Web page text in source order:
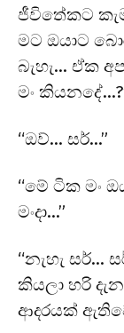
ජීවිතේකට
මට ඔයාට
බැහැ… ඒක
මං
“ඔව්… සර්…”
“මේ ටික මං
මංදා…”
“නැහැ සර්…
කියලා හරි
ආදරයක්